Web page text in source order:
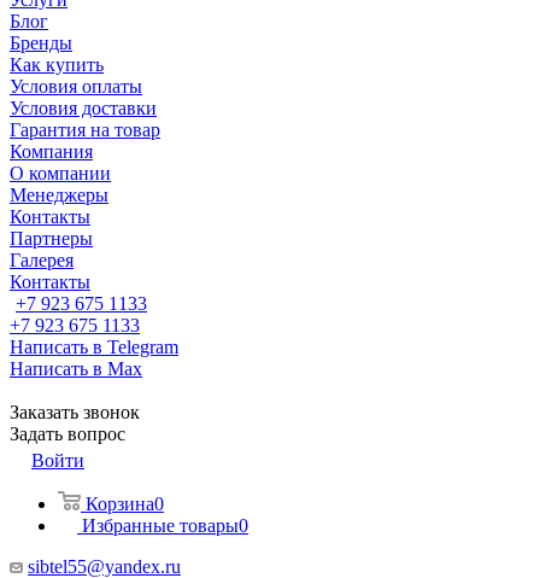
Блог
Бренды
Как купить
Условия оплаты
Условия доставки
Гарантия на товар
Компания
О компании
Менеджеры
Контакты
Партнеры
Галерея
Контакты
+7 923 675 1133
+7 923 675 1133
Написать в Telegram
Написать в Max
Заказать звонок
Задать вопрос
Войти
Корзина0
Избранные товары0
sibtel55@yandex.ru